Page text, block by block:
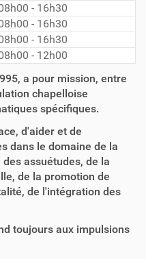
- 16h30
- 16h30
- 16h30
- 12h00
a pour mission, entre
chapelloise
spécifiques.
d'aider et de
dans le domaine de la
assuétudes, de la
de la promotion de
de l'intégration des
toujours aux impulsions